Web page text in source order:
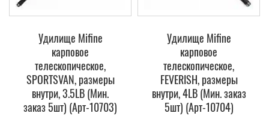
Удилище Mifine
карповое
телескопическое,
SPORTSVAN, размеры
внутри, 3.5LB (Мин.
заказ 5шт) (Арт-10703)
Удилище Mifine
карповое
телескопическое,
FEVERISH, размеры
внутри, 4LB (Мин. заказ
5шт) (Арт-10704)